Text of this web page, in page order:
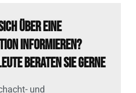
über eine
informieren?
beraten Sie gerne
und